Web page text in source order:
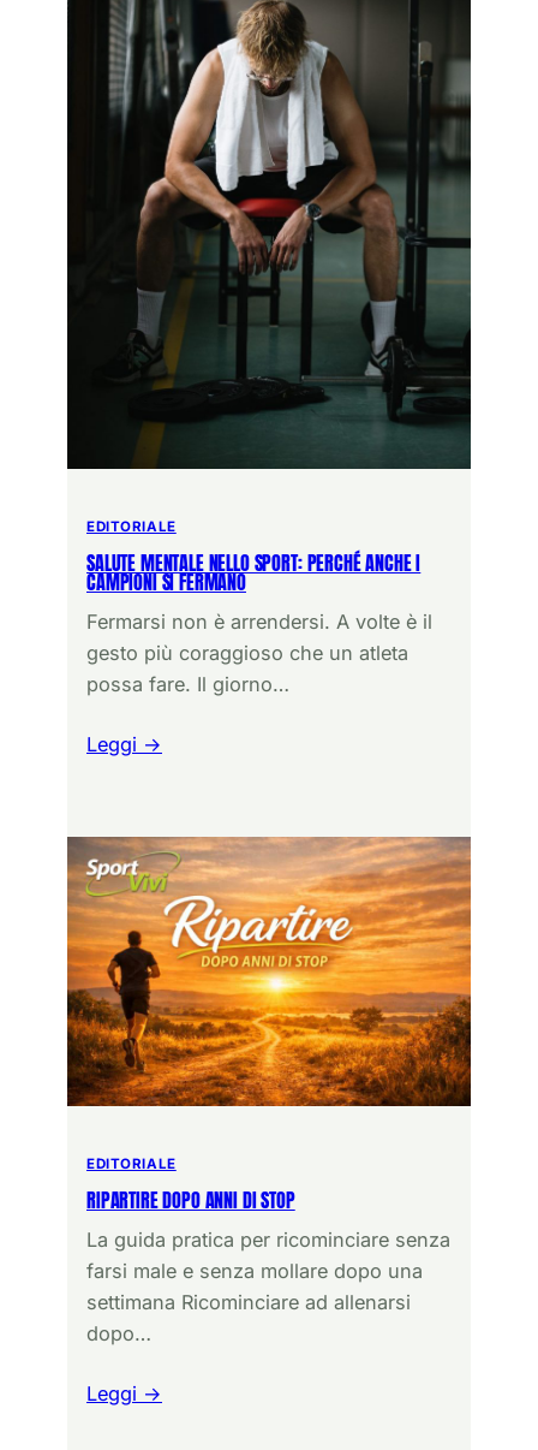
EDITORIALE
SALUTE MENTALE NELLO SPORT: PERCHÉ ANCHE I
CAMPIONI SI FERMANO
Fermarsi non è arrendersi. A volte è il
gesto più coraggioso che un atleta
possa fare. Il giorno…
Leggi →
EDITORIALE
RIPARTIRE DOPO ANNI DI STOP
La guida pratica per ricominciare senza
farsi male e senza mollare dopo una
settimana Ricominciare ad allenarsi
dopo…
Leggi →